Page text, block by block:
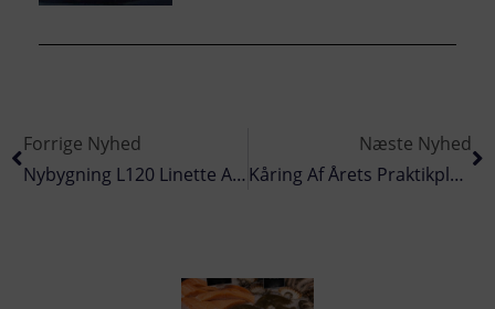
Forrige Nyhed
Nybygning L120 Linette Afleveret Til Ejerne I Thyborøn
Næste Nyhed
Kåring Af Årets Praktikplads I Fiskeriet 2021